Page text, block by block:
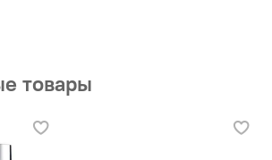
товары